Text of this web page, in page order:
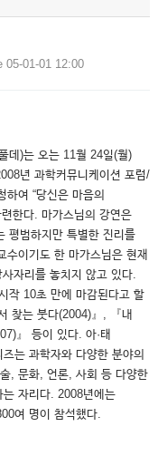
05-01-01 12:00
데)는 오는 11월 24일(월)
년 과학커뮤니케이션 포럼/
여 “당신은 마음의
한다. 마가스님의 강연은
평범하지만 특별한 진리를
수이기도 한 마가스님은 현재
자리를 놓치지 않고 있다.
작 10초 만에 마감된다고 할
찾는 붓다(2004)』, 『내
』 등이 있다. 아·태
는 과학자와 다양한 분야의
, 문화, 언론, 사회 등 다양한
자리다. 2008년에는
여 명이 참석했다.